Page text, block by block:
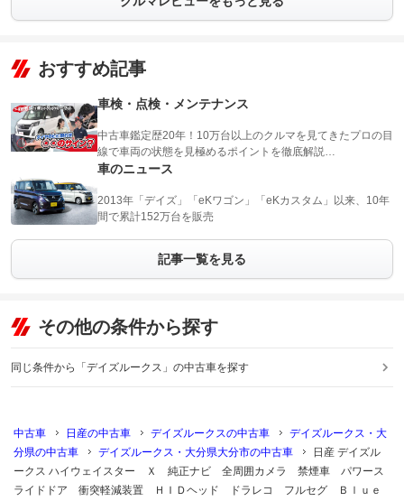
おすすめ記事
車検・点検・メンテナンス
中古車鑑定歴20年！10万台以上のクルマを見てきたプロの目
線で車両の状態を見極めるポイントを徹底解説…
車のニュース
2013年「デイズ」「eKワゴン」「eKカスタム」以来、10年
間で累計152万台を販売
記事一覧を見る
その他の条件から探す
同じ条件から「デイズルークス」の中古車を探す
中古車 日産の中古車 デイズルークスの中古車
デイズルークス・大
分県の中古車
デイズルークス・大分県大分市の中古車
日産 デイズル
ークス ハイウェイスター Ｘ 純正ナビ 全周囲カメラ 禁煙車 パワース
ライドドア 衝突軽減装置 ＨＩＤヘッド ドラレコ フルセグ Ｂｌｕｅ